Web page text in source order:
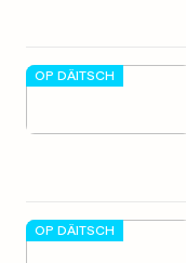
OP DÄITSCH
OP DÄITSCH